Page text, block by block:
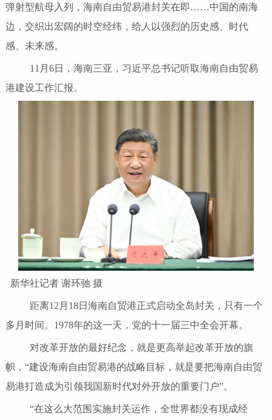
弹射型航母入列，海南自由贸易港封关在即……中国的南海
边，交织出宏阔的时空经纬，给人以强烈的历史感、时代
感、未来感。
11月6日，海南三亚，习近平总书记听取海南自由贸易
港建设工作汇报。
新华社记者 谢环驰 摄
距离12月18日海南自贸港正式启动全岛封关，只有一个
多月时间。1978年的这一天，党的十一届三中全会开幕。
对改革开放的最好纪念，就是更高举起改革开放的旗
帜，“建设海南自由贸易港的战略目标，就是要把海南自由贸
易港打造成为引领我国新时代对外开放的重要门户”。
“在这么大范围实施封关运作，全世界都没有现成经